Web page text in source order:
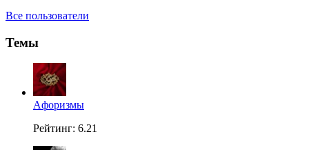
Все пользователи
Темы
Aфоризмы
Рейтинг: 6.21